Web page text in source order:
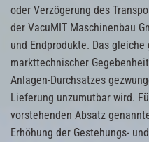
oder Verzögerung des
der VacuMIT Maschinenbau
und Endprodukte. Das
markttechnischer
Anlagen-Durchsatzes
Lieferung unzumutbar wird.
vorstehenden Absatz
Erhöhung der Gestehungs-